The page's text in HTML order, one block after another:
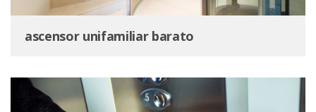
ascensor unifamiliar barato